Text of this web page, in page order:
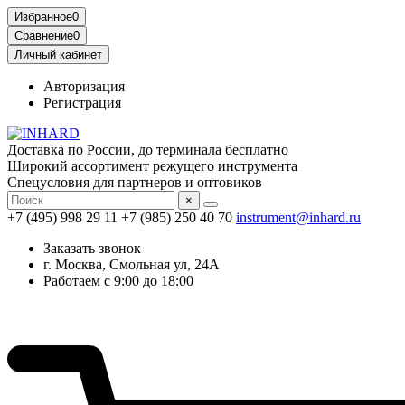
Избранное0
Сравнение0
Личный кабинет
Авторизация
Регистрация
Доставка по России, до терминала бесплатно
Широкий ассортимент режущего инструмента
Спецусловия для партнеров и оптовиков
×
+7 (495) 998 29 11 +7 (985) 250 40 70 instrument@inhard.ru
Заказать звонок
г. Москва, Смольная ул, 24А
Работаем с 9:00 до 18:00